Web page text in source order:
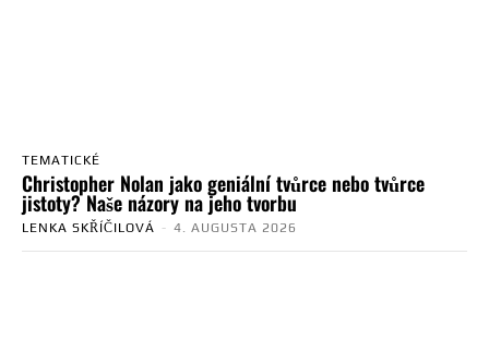
TEMATICKÉ
Christopher Nolan jako geniální tvůrce nebo tvůrce
jistoty? Naše názory na jeho tvorbu
LENKA SKŘÍČILOVÁ - 4. AUGUSTA 2026